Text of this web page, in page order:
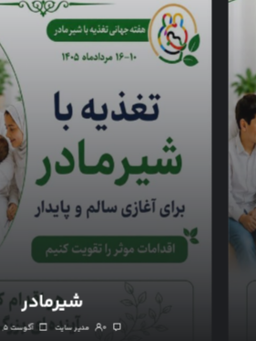
شیرمادر
آگوست ۵, ۲۰۲۶ مدیر سایت ۰